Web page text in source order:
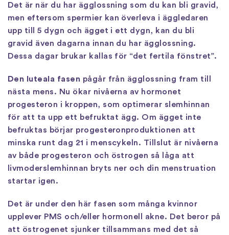
Det är när du har ägglossning som du kan bli gravid,
men eftersom spermier kan överleva i äggledaren
upp till 5 dygn och ägget i ett dygn, kan du bli
gravid även dagarna innan du har ägglossning.
Dessa dagar brukar kallas för “det fertila fönstret”.
Den luteala fasen pågår från ägglossning fram till
nästa mens. Nu ökar nivåerna av hormonet
progesteron i kroppen, som optimerar slemhinnan
för att ta upp ett befruktat ägg. Om ägget inte
befruktas börjar progesteronproduktionen att
minska runt dag 21 i menscykeln. Tillslut är nivåerna
av både progesteron och östrogen så låga att
livmoderslemhinnan bryts ner och din menstruation
startar igen.
Det är under den här fasen som många kvinnor
upplever PMS och/eller hormonell akne. Det beror på
att östrogenet sjunker tillsammans med det så